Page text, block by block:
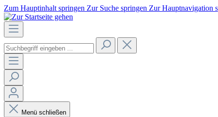
Zum Hauptinhalt springen Zur Suche springen Zur Hauptnavigation
Menü schließen